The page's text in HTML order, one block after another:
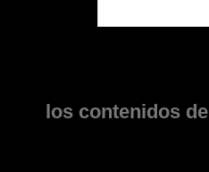
los contenidos de